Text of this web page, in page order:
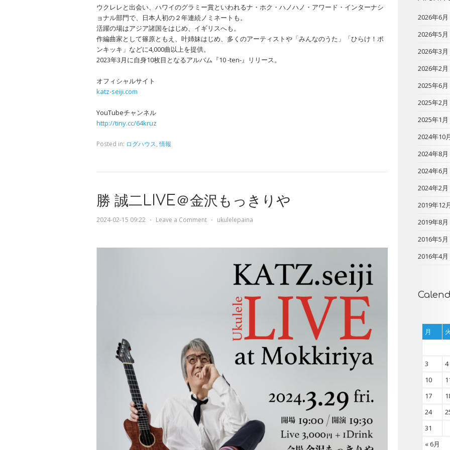
ウクレレと出会い、ハワイのグラミー賞といわれるナ・ホク・ハノハノ・アワード・インターナシ
ョナル部門で、日本人初の２年連続ノミネートも。
活躍の場はアジア諸国をはじめ、イギリスへも。
作編曲家として篠原ともえ、叶姉妹はじめ、多くのアーティストや「みんなのうた」「ひらけ！ポ
ンキッキ」などに4,000曲以上を提供。
2023年3月に自身10枚目となるアルバム『10 -ten-』リリース。
オフィシャルサイト
katz-seiji.com
YouTubeチャンネル
http://tiny.cc/64kruz
Posted in: ログハウス,情報
勝 誠二LIVE＠金沢もっきりや
2024-02-15 09:22 ⋅ Leave a Comment ⋅ ukulelepaina
2026年6月
2026年5月
2026年3月
2026年2月
2025年6月
2025年2月
2025年1月
2024年10
2024年8月
2024年6月
2024年2月
2019年12
2019年8月
2016年5月
2016年4月
月
« 6月
3
4
10
17
24
31